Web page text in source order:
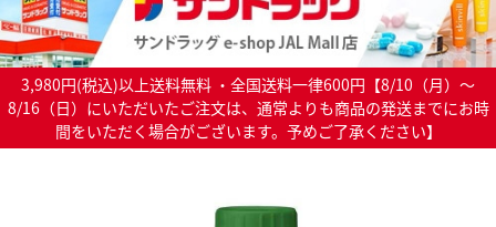
3,980円(税込)以上送料無料 ・全国送料一律600円【8/10（月）～
8/16（日）にいただいたご注文は、通常よりも商品の発送までにお時
間をいただく場合がございます。予めご了承ください】